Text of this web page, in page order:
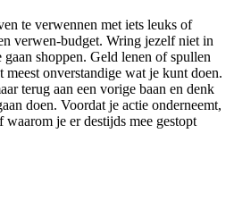
te verwennen met iets leuks of
verwen-budget. Wring jezelf niet in
shoppen. Geld lenen of spullen
onverstandige wat je kunt doen.
terug aan een vorige baan en denk
doen. Voordat je actie onderneemt,
waarom je er destijds mee gestopt